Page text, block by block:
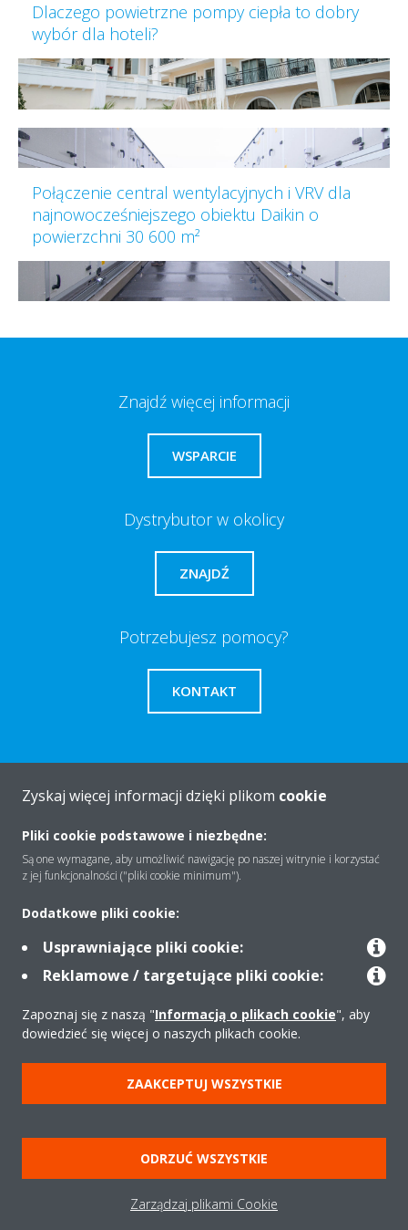
Dlaczego powietrzne pompy ciepła to dobry
wybór dla hoteli?
Połączenie central wentylacyjnych i VRV dla
najnowocześniejszego obiektu Daikin o
powierzchni 30 600 m²
Znajdź więcej informacji
WSPARCIE
Dystrybutor w okolicy
ZNAJDŹ
Potrzebujesz pomocy?
KONTAKT
O firmie
Rozwiązania
Kontakt
Produkty
Copyright © Daikin
Zastrzeżenia prawne
Cookies
Polityka Ochrony Danych
Etyka korporacyjna
Strategia podatkowa
Pompy ciepła
Oczyszczacze powietrza
Zyskaj więcej informacji dzięki plikom cookie
Pliki cookie podstawowe i niezbędne:
Są one wymagane, aby umożliwić nawigację po naszej witrynie i korzystać
z jej funkcjonalności ("pliki cookie minimum").
Dodatkowe pliki cookie:
Usprawniające pliki cookie:
Reklamowe / targetujące pliki cookie:
Zapoznaj się z naszą "Informacją o plikach cookie", aby
dowiedzieć się więcej o naszych plikach cookie.
ZAAKCEPTUJ WSZYSTKIE
ODRZUĆ WSZYSTKIE
Zarządzaj plikami Cookie